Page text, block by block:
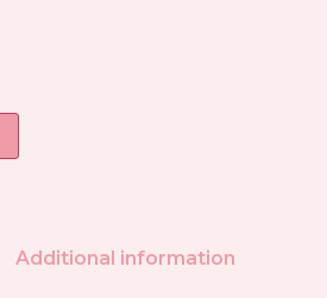
Additional information